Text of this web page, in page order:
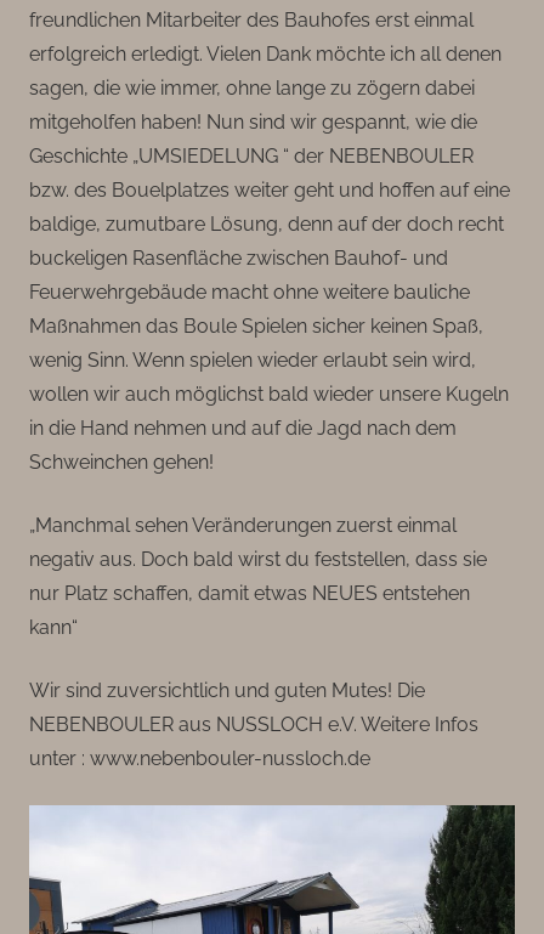
freundlichen Mitarbeiter des Bauhofes erst einmal
erfolgreich erledigt. Vielen Dank möchte ich all denen
sagen, die wie immer, ohne lange zu zögern dabei
mitgeholfen haben! Nun sind wir gespannt, wie die
Geschichte „UMSIEDELUNG “ der NEBENBOULER
bzw. des Bouelplatzes weiter geht und hoffen auf eine
baldige, zumutbare Lösung, denn auf der doch recht
buckeligen Rasenfläche zwischen Bauhof- und
Feuerwehrgebäude macht ohne weitere bauliche
Maßnahmen das Boule Spielen sicher keinen Spaß,
wenig Sinn. Wenn spielen wieder erlaubt sein wird,
wollen wir auch möglichst bald wieder unsere Kugeln
in die Hand nehmen und auf die Jagd nach dem
Schweinchen gehen!
„Manchmal sehen Veränderungen zuerst einmal
negativ aus. Doch bald wirst du feststellen, dass sie
nur Platz schaffen, damit etwas NEUES entstehen
kann“
Wir sind zuversichtlich und guten Mutes! Die
NEBENBOULER aus NUSSLOCH e.V. Weitere Infos
unter : www.nebenbouler-nussloch.de